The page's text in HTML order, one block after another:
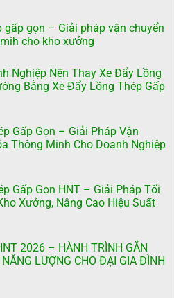
gấp gọn – Giải pháp vận chuyển
cho kho xưởng
Nghiệp Nên Thay Xe Đẩy Lồng
Bằng Xe Đẩy Lồng Thép Gấp
Gấp Gọn – Giải Pháp Vận
Thông Minh Cho Doanh Nghiệp
Gấp Gọn HNT – Giải Pháp Tối
Xưởng, Nâng Cao Hiệu Suất
2026 – HÀNH TRÌNH GẮN
LƯỢNG CHO ĐẠI GIA ĐÌNH